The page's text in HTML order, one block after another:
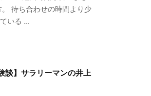
待ち合わせの時間より少
いる ...
談】サラリーマンの井上